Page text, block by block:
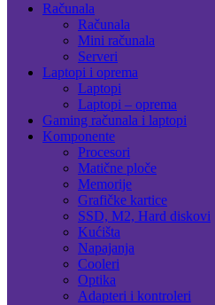
Računala
Računala
Mini računala
Serveri
Laptopi i oprema
Laptopi
Laptopi – oprema
Gaming računala i laptopi
Komponente
Procesori
Matične ploče
Memorije
Grafičke kartice
SSD, M2, Hard diskovi
Kućišta
Napajanja
Cooleri
Optika
Adapteri i kontroleri